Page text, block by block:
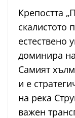
Крепостта
скалистото
естествено
доминира
Самият
и е
на река
важен